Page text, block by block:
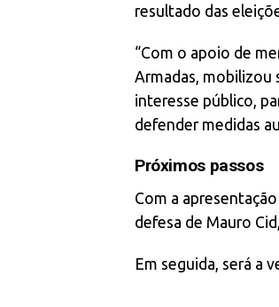
resultado das
“Com o apoio de
Armadas, mobilizou
interesse público,
defender medidas
Próximos passos
Com a
defesa de Mauro
Em seguida, será a